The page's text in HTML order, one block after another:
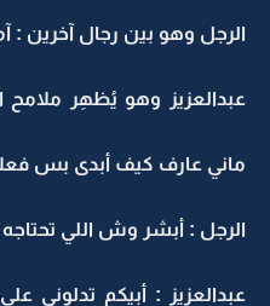
الرجل وهو بين رجال آخرين :
عبدالعزيز وهو يُظهِر ملامح
ماني عارف كيف أبدى بس فعلا
الرجل : أبشر وش اللي تحتاجه
عبدالعزيز : أبيكم تدلوني